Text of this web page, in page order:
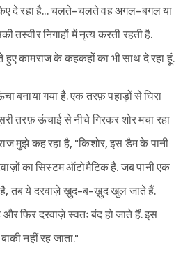
दे रहा है... चलते-चलते वह अगल-बगल या
तस्वीर निगाहों में नृत्य करती रहती है.
हुए कामराज के कहकहों का भी साथ दे रहा हूं.
बनाया गया है. एक तरफ़ पहाड़ों से घिरा
तरफ़ ऊंचाई से नीचे गिरकर शोर मचा रहा
मुझे कह रहा है, "किशोर, इस डैम के पानी
का सिस्टम ऑटोमैटिक है. जब पानी एक
है, तब ये दरवाज़े ख़ुद-ब-ख़ुद खुल जाते हैं.
और फिर दरवाज़े स्वतः बंद हो जाते हैं. इस
नहीं रह जाता."